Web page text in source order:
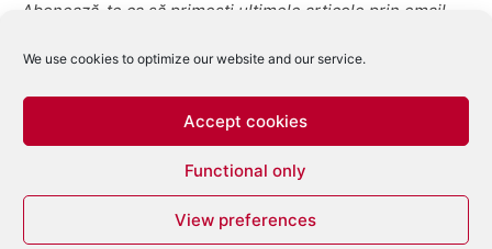
We use cookies to optimize our website and our service.
Accept cookies
Functional only
View preferences
Abonează-te ca să primești ultimele articole prin email.
Abonează-te